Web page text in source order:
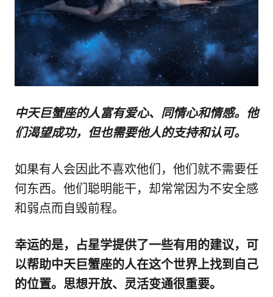
中天巨蟹座的人富有爱心、同情心和情感。他
们渴望成功，但也需要他人的支持和认可。
如果有人会因此不喜欢他们，他们就不需要任
何东西。他们聪明能干，却常常因为不安全感
和弱点而自毁前程。
幸运的是，占星学提供了一些有用的建议，可
以帮助中天巨蟹座的人在这个世界上找到自己
的位置。思想开放、灵活变通很重要。